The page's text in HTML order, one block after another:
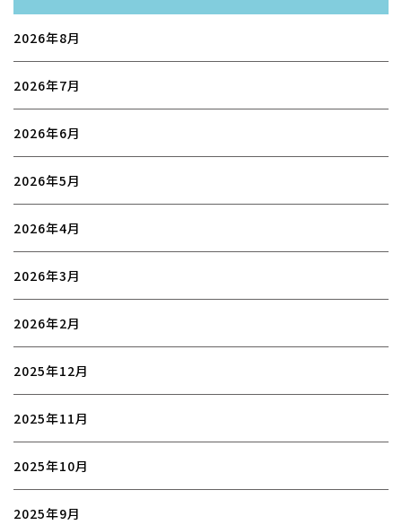
2026年8月
2026年7月
2026年6月
2026年5月
2026年4月
2026年3月
2026年2月
2025年12月
2025年11月
2025年10月
2025年9月